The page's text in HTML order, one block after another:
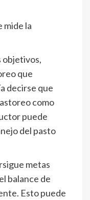
mide la
objetivos,
que
decirse que
como
puede
del pasto
metas
balance de
Esto puede